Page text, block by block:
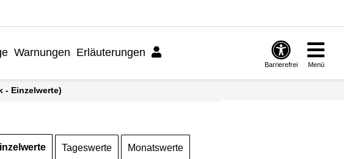
Warnungen Erläuterungen
Barrierefrei Menü
- Einzelwerte)
Tageswerte Monatswerte